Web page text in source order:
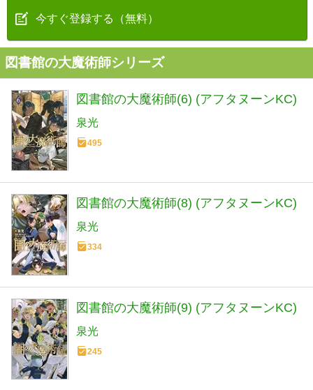
今すぐ登録する（無料）
図書館の大魔術師シリーズ
図書館の大魔術師(6) (アフタヌーンKC)
泉光
495
図書館の大魔術師(8) (アフタヌーンKC)
泉光
334
図書館の大魔術師(9) (アフタヌーンKC)
泉光
245